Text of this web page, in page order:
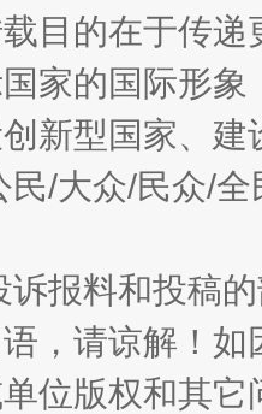
作
” 如何以
目的在于传
家的国际形
新型国家、
民/大众/民众/
诉报料和投稿
，请谅解！
位版权和其它